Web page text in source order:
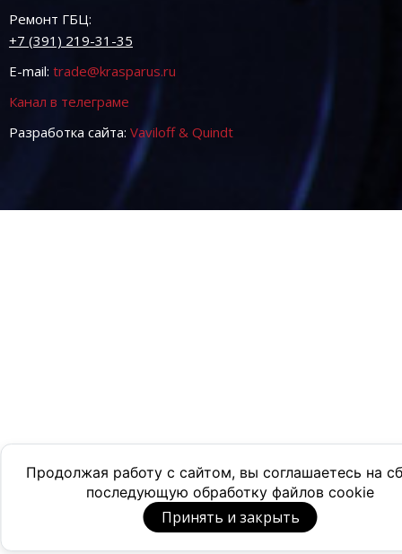
Продолжая работу с сайтом, вы соглашаетесь на
последующую обработку файлов cookie
Принять и закрыть
Ремонт ГБЦ:
+7 (391) 219-31-35
E-mail: trade@krasparus.ru
Канал в телеграме
Разработка сайта: Vaviloff & Quindt